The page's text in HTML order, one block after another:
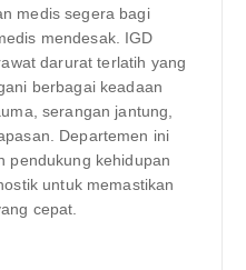
medis segera bagi
mendesak. IGD
darurat terlatih yang
berbagai keadaan
serangan jantung,
Departemen ini
pendukung kehidupan
untuk memastikan
cepat.